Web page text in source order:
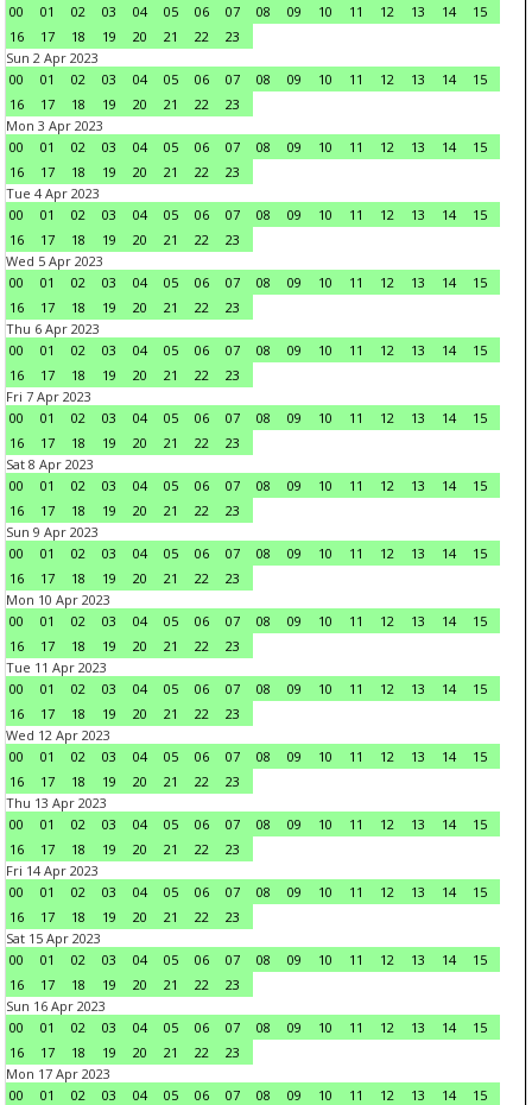
00
01 02 03 04 05 06 07 08 09 10 11 12 13 14
15
16
17 18 19 20 21 22
23
Sun 2 Apr 2023
00
01 02 03 04 05 06 07 08 09 10 11 12 13 14
15
16
17 18 19 20 21 22
23
Mon 3 Apr 2023
00
01 02 03 04 05 06 07 08 09 10 11 12 13 14
15
16
17 18 19 20 21 22
23
Tue 4 Apr 2023
00
01 02 03 04 05 06 07 08 09 10 11 12 13 14
15
16
17 18 19 20 21 22
23
Wed 5 Apr 2023
00
01 02 03 04 05 06 07 08 09 10 11 12 13 14
15
16
17 18 19 20 21 22
23
Thu 6 Apr 2023
00
01 02 03 04 05 06 07 08 09 10 11 12 13 14
15
16
17 18 19 20 21 22
23
Fri 7 Apr 2023
00
01 02 03 04 05 06 07 08 09 10 11 12 13 14
15
16
17 18 19 20 21 22
23
Sat 8 Apr 2023
00
01 02 03 04 05 06 07 08 09 10 11 12 13 14
15
16
17 18 19 20 21 22
23
Sun 9 Apr 2023
00
01 02 03 04 05 06 07 08 09 10 11 12 13 14
15
16
17 18 19 20 21 22
23
Mon 10 Apr 2023
00
01 02 03 04 05 06 07 08 09 10 11 12 13 14
15
16
17 18 19 20 21 22
23
Tue 11 Apr 2023
00
01 02 03 04 05 06 07 08 09 10 11 12 13 14
15
16
17 18 19 20 21 22
23
Wed 12 Apr 2023
00
01 02 03 04 05 06 07 08 09 10 11 12 13 14
15
16
17 18 19 20 21 22
23
Thu 13 Apr 2023
00
01 02 03 04 05 06 07 08 09 10 11 12 13 14
15
16
17 18 19 20 21 22
23
Fri 14 Apr 2023
00
01 02 03 04 05 06 07 08 09 10 11 12 13 14
15
16
17 18 19 20 21 22
23
Sat 15 Apr 2023
00
01 02 03 04 05 06 07 08 09 10 11 12 13 14
15
16
17 18 19 20 21 22
23
Sun 16 Apr 2023
00
01 02 03 04 05 06 07 08 09 10 11 12 13 14
15
16
17 18 19 20 21 22
23
Mon 17 Apr 2023
00
01 02 03 04 05 06 07 08 09 10 11 12 13 14
15